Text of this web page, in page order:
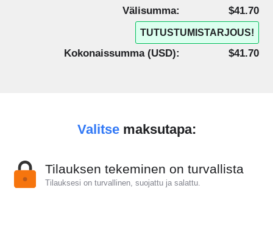
Välisumma: $41.70
TUTUSTUMISTARJOUS!
Kokonaissumma (USD): $41.70
Valitsemaksutapa:
Tilauksen tekeminen on turvallista
Tilauksesi on turvallinen, suojattu ja salattu.